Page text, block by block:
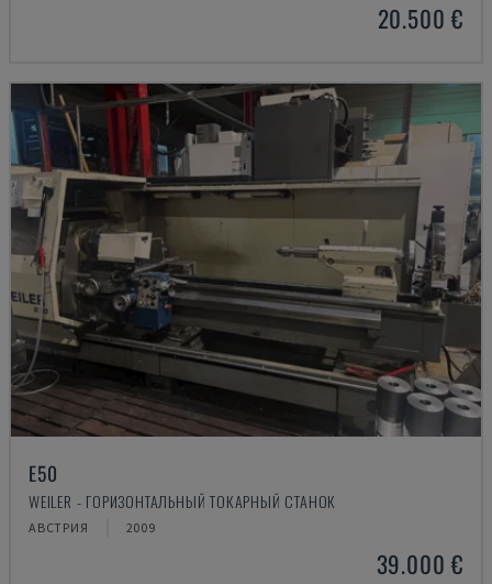
20.500 €
E50
WEILER - ГОРИЗОНТАЛЬНЫЙ ТОКАРНЫЙ СТАНОК
АВСТРИЯ 2009
39.000 €